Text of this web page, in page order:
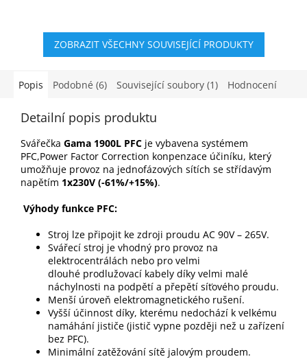
navrženo pro rychlé, účinné
a...
ZOBRAZIT VŠECHNY SOUVISEJÍCÍ PRODUKTY
Popis Podobné (6) Související soubory (1) Hodnocení
Detailní popis produktu
Svářečka Gama 1900L PFC je vybavena systémem
PFC,Power Factor Correction konpenzace účiníku, který
umožňuje provoz na jednofázových sítích se střídavým
napětím 1x230V (-61%/+15%).
Výhody funkce PFC:
Stroj lze připojit ke zdroji proudu AC 90V – 265V.
Svářecí stroj je vhodný pro provoz na
elektrocentrálách nebo pro velmi
dlouhé prodlužovací kabely díky velmi malé
náchylnosti na podpětí a přepětí síťového proudu.
Menší úroveň elektromagnetického rušení.
Vyšší účinnost díky, kterému nedochází k velkému
namáhání jističe (jistič vypne později než u zařízení
bez PFC).
Minimální zatěžování sítě jalovým proudem.